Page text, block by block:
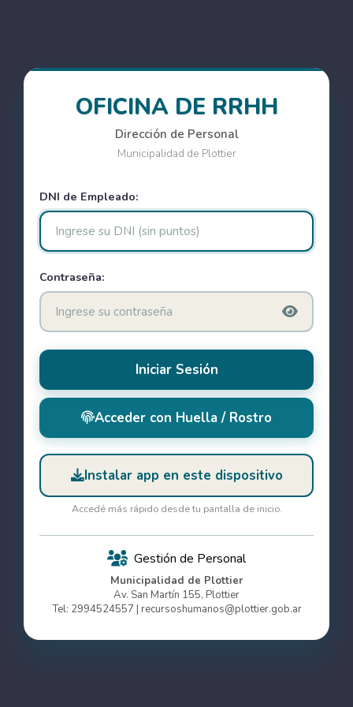
OFICINA DE RRHH
Dirección de Personal
Municipalidad de Plottier
DNI de Empleado:
Contraseña:
Iniciar Sesión
Acceder con Huella / Rostro
Instalar app en este dispositivo
Accedé más rápido desde tu pantalla de inicio.
Gestión de Personal
Municipalidad de Plottier
Av. San Martín 155, Plottier
Tel: 2994524557 | recursoshumanos@plottier.gob.ar